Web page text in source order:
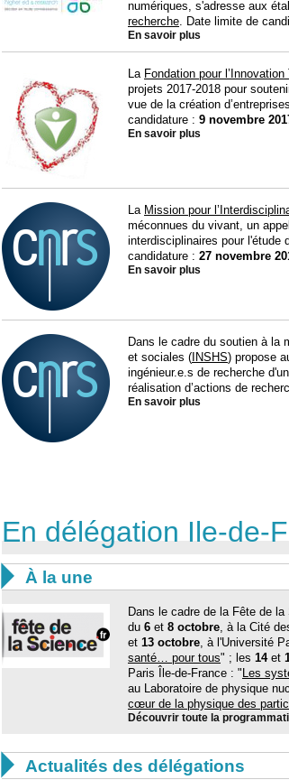
numériques, s'adresse aux
recherche. Date limite de
En savoir plus
La Fondation pour
projets 2017-2018 pour
vue de la création
candidature : 9 novembre
En savoir plus
La Mission pour
méconnues du vivant, un
interdisciplinaires pour l'étude
candidature : 27 novembre
En savoir plus
Dans le cadre du soutien à la
et sociales ( INSHS) propose
ingénieur.e.s de recherche
réalisation d’actions de
En savoir plus
En délégation Ile-de-
 À la une
Dans le cadre de la Fête de
du 6 et 8 octobre, à la Cité
et 13 octobre, à l'Université
santé… pour tous" ; les 14et
Paris Île-de-France : " Les
au Laboratoire de physique
cœur de la physique des
Découvrir toute la
 Actualités des délégations